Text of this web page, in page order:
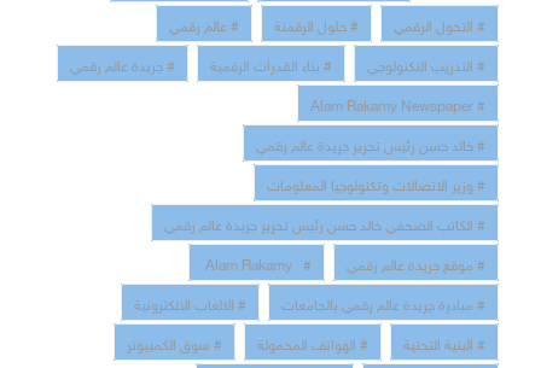
# التحول الرقمي
# حلول الرقمنة
# عالم رقمي
# التدريب التكنولوجي
# بناء القدرات الرقمية
# جريدة عالم رقمي
# Alam Rakamy Newspaper
# خالد حسن رئيس تحرير جريدة عالم رقمي
# وزير الاتصالات وتكنولوجيا المعلومات
# الكاتب الصحفي خالد حسن رئيس تحرير جريدة عالم رقمي
# موقع جريدة عالم رقمي
# Alam Rakamy
# مبادرة جريدة عالم رقمي بالجامعات
# الالعاب الالكترونية
# البنية التحتية
# الهواتف المحمولة
# سوق الكمبيوتر